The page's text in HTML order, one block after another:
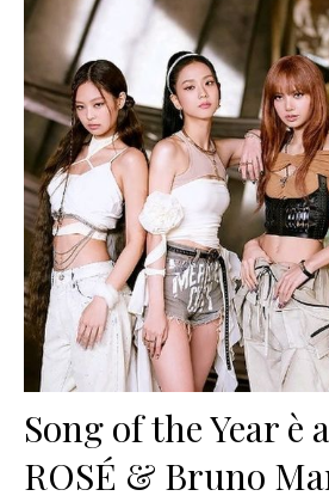
Song of the Year è
ROSÉ & Bruno